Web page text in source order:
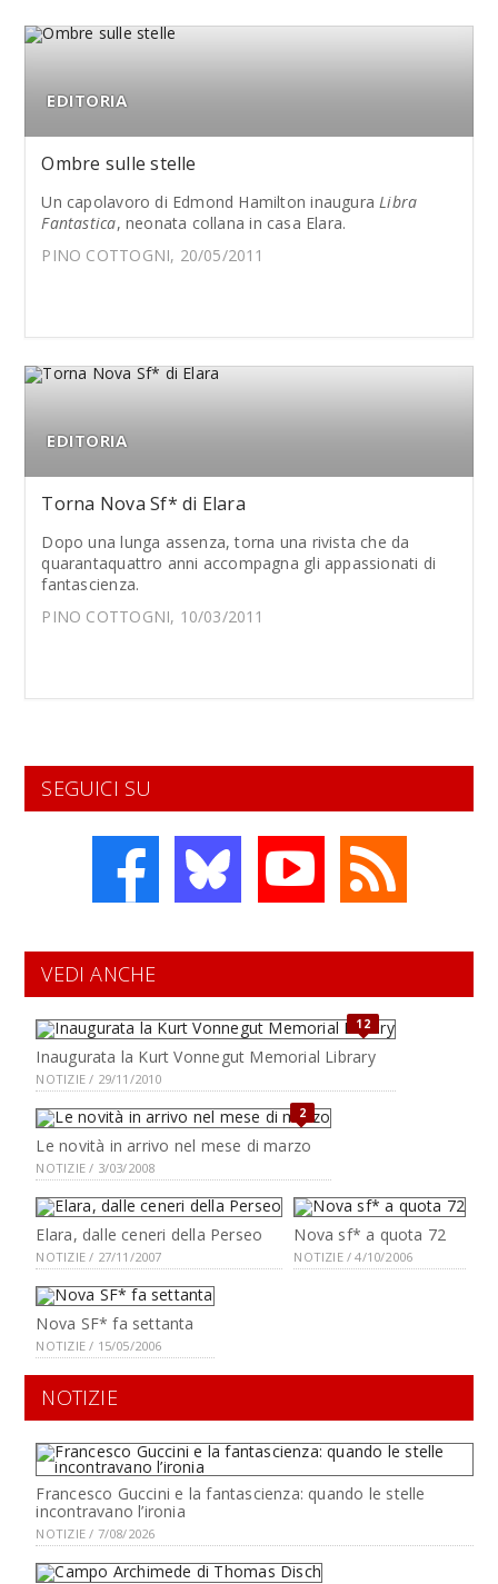
EDITORIA
Ombre sulle stelle
Un capolavoro di Edmond Hamilton inauguraLibra
Fantastica, neonata collana in casa Elara.
PINO COTTOGNI, 20/05/2011
EDITORIA
Torna Nova Sf* di Elara
Dopo una lunga assenza, torna una rivista che da
quarantaquattro anni accompagna gli appassionati di
fantascienza.
PINO COTTOGNI, 10/03/2011
SEGUICI SU
VEDI ANCHE
12
Inaugurata la Kurt Vonnegut Memorial Library
NOTIZIE / 29/11/2010
2
Le novità in arrivo nel mese di marzo
NOTIZIE / 3/03/2008
Elara, dalle ceneri della Perseo
NOTIZIE / 27/11/2007
Nova sf* a quota 72
NOTIZIE / 4/10/2006
Nova SF* fa settanta
NOTIZIE / 15/05/2006
NOTIZIE
Francesco Guccini e la fantascienza: quando le stelle
incontravano l’ironia
NOTIZIE / 7/08/2026